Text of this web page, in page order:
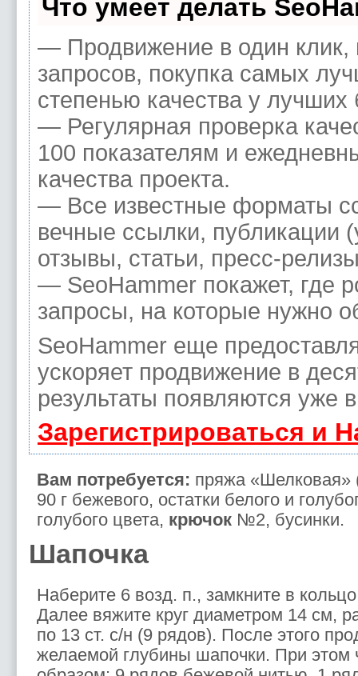
Что умеет делать
— Продвижение в один клик,
запросов, покупка самых
степенью качества у
— Регулярная проверка
100 показателям и
качества проекта.
— Все известные форматы
вечные ссылки, публикации
отзывы, статьи, пресс-
— SeoHammer покажет, где
запросы, на которые нужно
SeoHammer еще
ускоряет продвижение в
результаты появляются уже
Зарегистрироваться и
Вам потребуется: пряжа «Шелковая»
90 г бежевого, остатки белого и
голубого цвета, крючок №2, бусинки.
Шапочка
Наберите 6 возд. п., замкните в
Далее вяжите круг диаметром 14 см,
по 13 ст. с/н (9 рядов). После этого
желаемой глубины шапочки. При